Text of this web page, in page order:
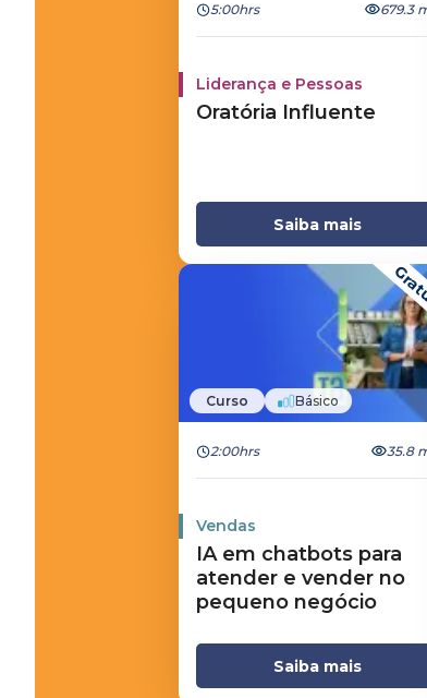
5:00hrs 679.3
Liderança e Pessoas
Oratória Influente
Saiba mais
Curso Básico
2:00hrs 35.8
Vendas
IA em chatbots para
atender e vender no
pequeno negócio
Saiba mais